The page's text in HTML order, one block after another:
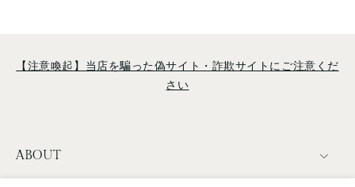
【注意喚起】当店を騙った偽サイト・詐欺サイトにご注意くだ
さい
ABOUT